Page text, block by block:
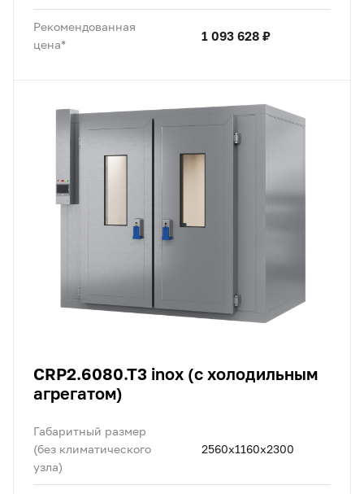
Рекомендованная
цена*
1 093 628 ₽
CRP2.6080.T3 inox (с холодильным
агрегатом)
Габаритный размер
(без климатического
узла)
2560x1160х2300